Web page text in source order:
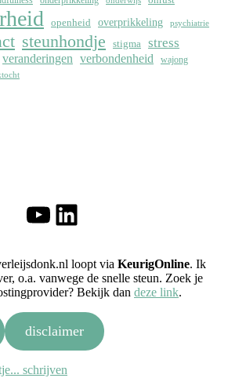
openheid overprikkeling psychiatrie
steunhondje stigma stress
veranderingen verbondenheid wajong
YouTube
LinkedIn
loopt via KeurigOnline. Ik
o.a. vanwege de snelle steun. Zoek je
Bekijk dan deze link.
disclaimer
schrijven